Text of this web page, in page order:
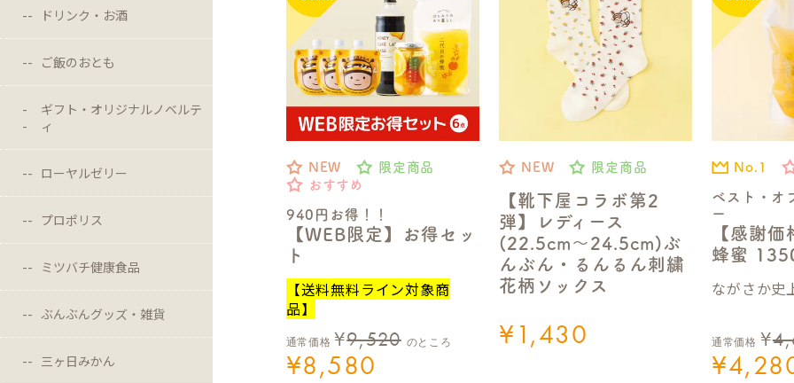
ドリンク・お酒
ご飯のおとも
ギフト・オリジナルノベルテ
ィ
ローヤルゼリー
プロポリス
ミツバチ健康食品
ぶんぶんグッズ・雑貨
三ヶ日みかん
NEW
限定商品
おすすめ
940円お得！！
【WEB限定】お得セッ
ト
【送料無料ライン対象商
品】
通常価格 ¥9,520 のところ
¥8,580
NEW 限定商品
【靴下屋コラボ第2
弾】レディース
(22.5cm～24.5cm)ぶ
んぶん・るんるん刺繍
花柄ソックス
¥1,430
No.1
ベスト・オ
ー
【感謝
蜂蜜
ながさか史
通常価格 ¥
¥